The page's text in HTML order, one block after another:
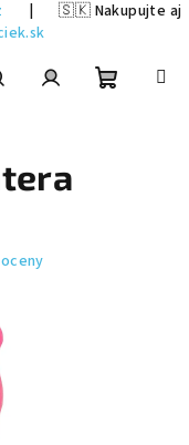
🇸🇰 Nakupujte aj
się